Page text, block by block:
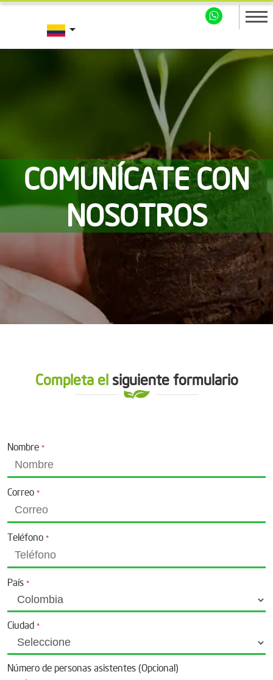
arrow_drop_down
COMUNÍCATE CON
NOSOTROS
Completa elsiguiente formulario
Nombre *
Correo *
Teléfono *
País *
Ciudad *
Número de personas asistentes (Opcional)